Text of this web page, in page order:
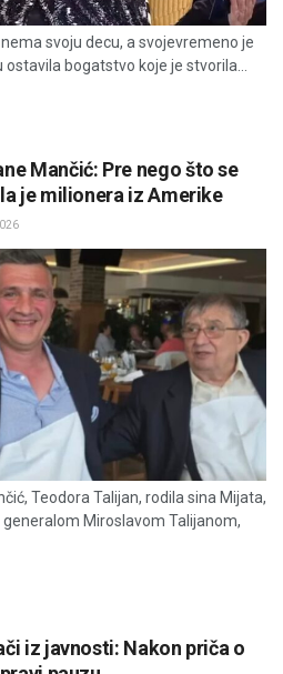
svoju decu, a svojevremeno je
bogatstvo koje je stvorila...
Mančić: Pre nego što se
je milionera iz Amerike
Teodora Talijan, rodila sina Mijata,
Miroslavom Talijanom,
iz javnosti: Nakon priča o